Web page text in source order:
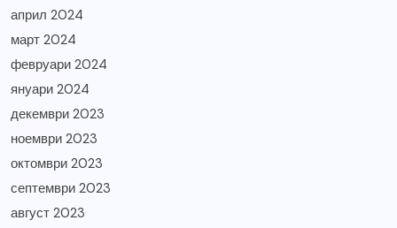
април 2024
март 2024
февруари 2024
януари 2024
декември 2023
ноември 2023
октомври 2023
септември 2023
август 2023